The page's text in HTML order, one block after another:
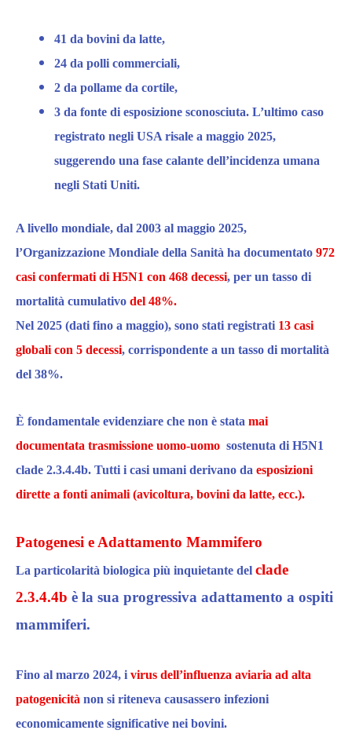
41da bovini da latte,
24da polli commerciali,
2da pollame da cortile,
3da fonte di esposizione sconosciuta. L’ultimo caso
registrato negli USA risale amaggio 2025,
suggerendo una fase calante dell’incidenza umana
negli Stati Uniti.​
A livello mondiale, dal 2003 al maggio 2025,
l’Organizzazione Mondiale della Sanità ha documentato 972
casi confermati di H5N1 con 468 decessi, per un tasso di
mortalità cumulativo del 48%.
Nel 2025 (dati fino a maggio), sono stati registrati 13 casi
globali con 5 decessi, corrispondente a un tasso di mortalità
del 38%.​
È fondamentale evidenziare che non è stata mai
documentata trasmissione uomo-uomo sostenuta di H5N1
clade 2.3.4.4b. Tutti i casi umani derivano da esposizioni
dirette a fonti animali (avicoltura, bovini da latte, ecc.).​
Patogenesi e Adattamento Mammifero
La particolarità biologica più inquietante del clade
2.3.4.4b è la sua progressiva adattamento a ospiti
mammiferi.
Fino al marzo 2024, i virus dell’influenza aviaria ad alta
patogenicità non si riteneva causassero infezioni
economicamente significative nei bovini.